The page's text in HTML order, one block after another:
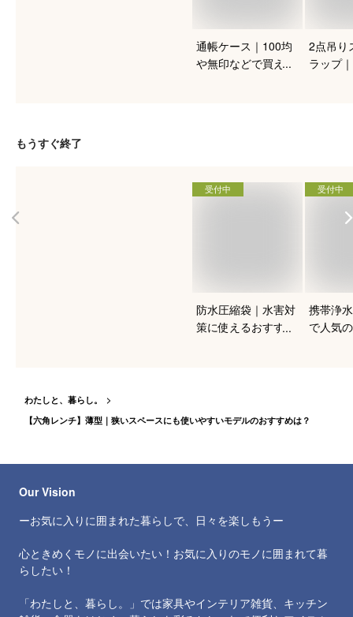
通帳ケース｜100均
や無印などで買える
2点吊り
ラップ
もうすぐ終了
受付中
防水圧縮袋｜水害対
策に使えるおすすめ
受付中
携帯浄
で人気
わたしと、暮らし。
【六角レンチ】薄型｜狭いスペースにも使いやすいモデルのおすすめは？
Our Vision
ーお気に入りに囲まれた暮らしで、日々を楽しもうー
心ときめくモノに出会いたい！お気に入りのモノに囲まれて暮
らしたい！
「わたしと、暮らし。」では家具やインテリア雑貨、キッチン